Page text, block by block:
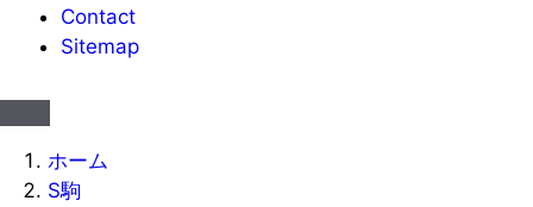
Contact
Sitemap
ホーム
S駒